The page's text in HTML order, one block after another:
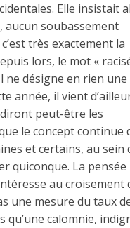
Elle insistait
aucun soubassement
très exactement la
lors, le mot «
ne désigne en rien une
année, il vient
peut-être les
le concept continue
et certains, au sein
quiconque. La pensée
au croisement
une mesure du taux
qu’une calomnie,